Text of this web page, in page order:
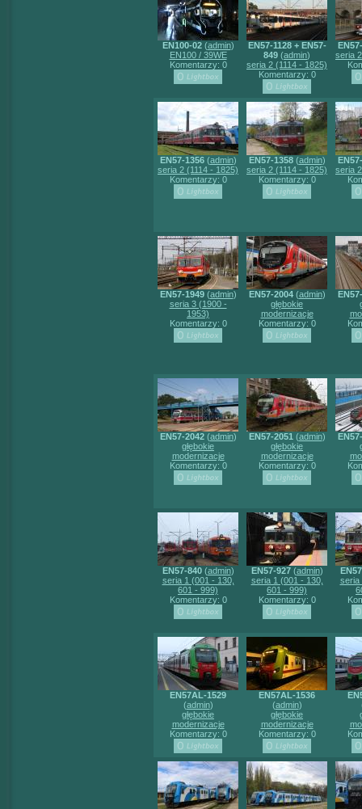
EN100-02(admin)
EN100 / 39WE
Komentarzy: 0
EN57-1128 + EN57-
849 (admin)
seria 2 (1114 - 1825)
Komentarzy: 0
seria
EN57-1356(admin)
seria 2 (1114 - 1825)
Komentarzy: 0
EN57-1358(admin)
seria 2 (1114 - 1825)
Komentarzy: 0
seria
EN57-1949(admin)
seria 3 (1900 -
1953)
Komentarzy: 0
EN57-2004(admin)
głębokie
modernizacje
Komentarzy: 0
EN57-2042(admin)
głębokie
modernizacje
Komentarzy: 0
EN57-2051 (admin)
głębokie
modernizacje
Komentarzy: 0
EN57-840(admin)
seria 1 (001 - 130,
601 - 999)
Komentarzy: 0
EN57-927(admin)
seria 1 (001 - 130,
601 - 999)
Komentarzy: 0
seria
EN57AL-1529
(admin)
głębokie
modernizacje
Komentarzy: 0
EN57AL-1536
(admin)
głębokie
modernizacje
Komentarzy: 0